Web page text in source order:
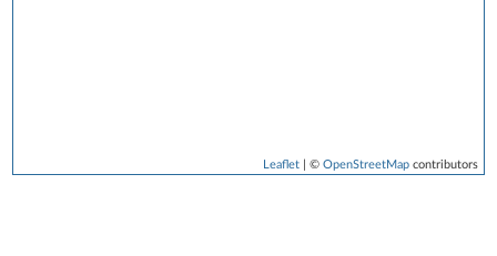
Leaflet| © OpenStreetMapcontributors